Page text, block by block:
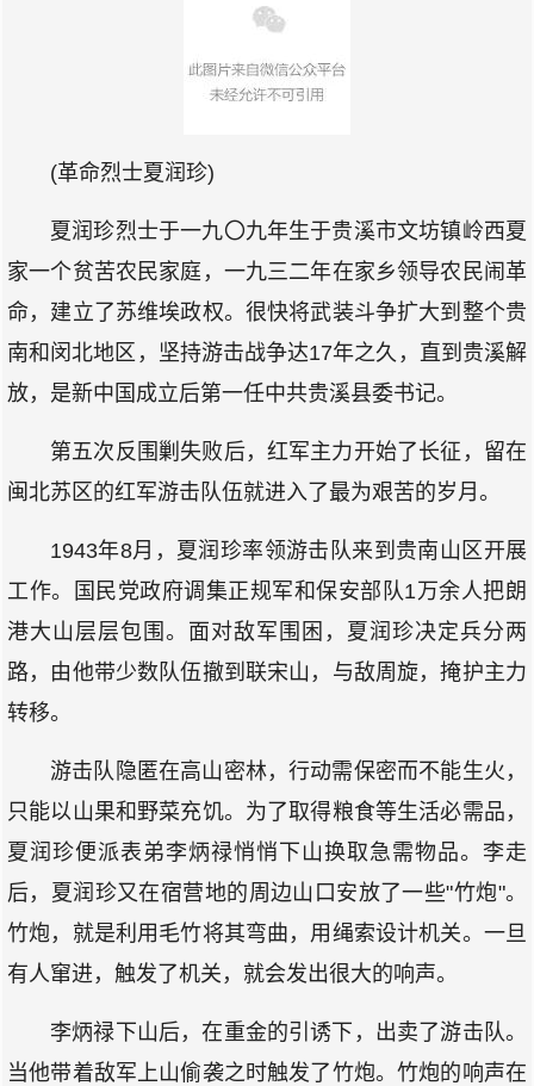
(革命烈士夏润珍)
夏润珍烈士于一九〇九年生于贵溪市文坊镇岭西夏
家一个贫苦农民家庭，一九三二年在家乡领导农民闹革
命，建立了苏维埃政权。很快将武装斗争扩大到整个贵
南和闵北地区，坚持游击战争达17年之久，直到贵溪解
放，是新中国成立后第一任中共贵溪县委书记。
第五次反围剿失败后，红军主力开始了长征，留在
闽北苏区的红军游击队伍就进入了最为艰苦的岁月。
1943年8月，夏润珍率领游击队来到贵南山区开展
工作。国民党政府调集正规军和保安部队1万余人把朗
港大山层层包围。面对敌军围困，夏润珍决定兵分两
路，由他带少数队伍撤到联宋山，与敌周旋，掩护主力
转移。
游击队隐匿在高山密林，行动需保密而不能生火，
只能以山果和野菜充饥。为了取得粮食等生活必需品，
夏润珍便派表弟李炳禄悄悄下山换取急需物品。李走
后，夏润珍又在宿营地的周边山口安放了一些"竹炮"。
竹炮，就是利用毛竹将其弯曲，用绳索设计机关。一旦
有人窜进，触发了机关，就会发出很大的响声。
李炳禄下山后，在重金的引诱下，出卖了游击队。
当他带着敌军上山偷袭之时触发了竹炮。竹炮的响声在